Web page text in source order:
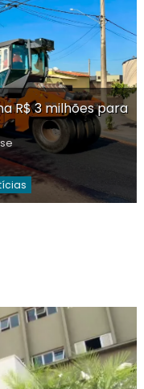
R$ 3 milhões para